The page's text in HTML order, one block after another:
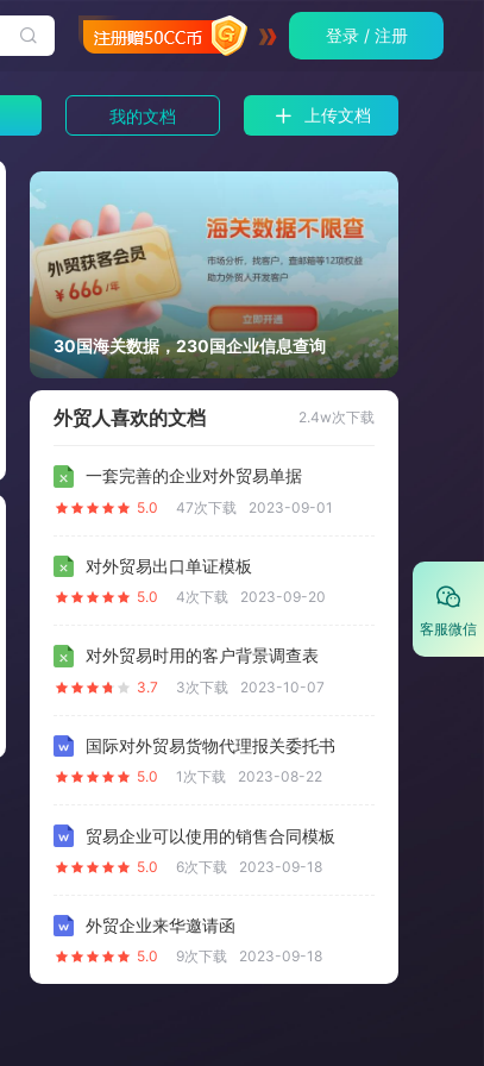
登录 / 注册
客服微信
我的文档 上传文档
30国海关数据，230国企业信息查询
外贸人喜欢的文档 2.4w次下载
一套完善的企业对外贸易单据
5.0 47次下载 2023-09-01
对外贸易出口单证模板
5.0 4次下载 2023-09-20
对外贸易时用的客户背景调查表
3.7 3次下载 2023-10-07
国际对外贸易货物代理报关委托书
5.0 1次下载 2023-08-22
贸易企业可以使用的销售合同模板
5.0 6次下载 2023-09-18
外贸企业来华邀请函
5.0 9次下载 2023-09-18